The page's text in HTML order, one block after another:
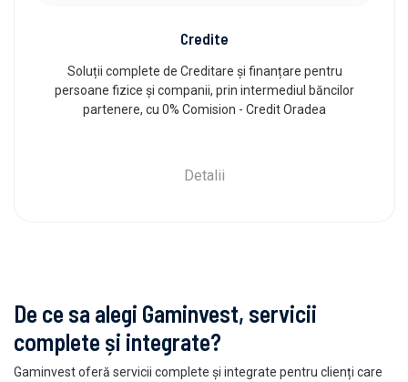
Credite
Soluții complete de Creditare și finanțare pentru
persoane fizice și companii, prin intermediul băncilor
partenere, cu 0% Comision - Credit Oradea
Detalii
De ce sa alegi Gaminvest, servicii
complete și integrate?
Gaminvest oferă servicii complete și integrate pentru clienți care